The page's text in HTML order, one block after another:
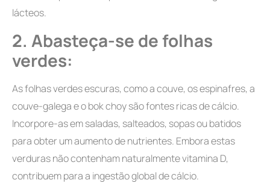
lácteos.
2. Abasteça-se de folhas
verdes:
As folhas verdes escuras, como a couve, os espinafres, a
couve-galega e o bok choy são fontes ricas de cálcio.
Incorpore-as em saladas, salteados, sopas ou batidos
para obter um aumento de nutrientes. Embora estas
verduras não contenham naturalmente vitamina D,
contribuem para a ingestão global de cálcio.